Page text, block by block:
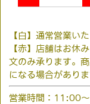
【白】通常営業いた
【赤】店舗はお休
文のみ承ります。
になる場合がありま
営業時間：11:00